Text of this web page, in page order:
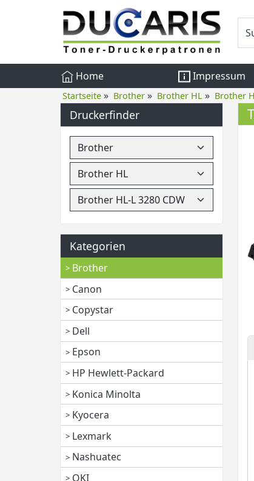
Home Impressum
Startseite » Brother » Brother HL » Brother
Druckerfinder
Kategorien
Brother
Canon
Copystar
Dell
Epson
HP Hewlett-Packard
Konica Minolta
Kyocera
Lexmark
Nashuatec
OKI